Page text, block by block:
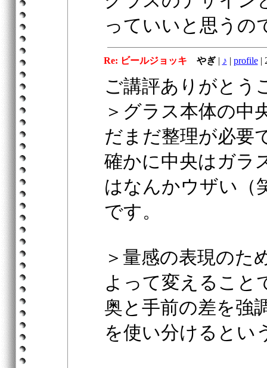
っていいと思うの
Re: ビールジョッキ やぎ | ♪ | profile|
ご講評ありがとう
＞グラス本体の中
だまだ整理が必要
確かに中央はガラ
はなんかウザい（
です。
＞量感の表現のた
よって変えること
奥と手前の差を強
を使い分けるとい